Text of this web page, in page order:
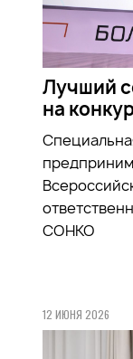
Лучший
на
СОНКО
12 ИЮНЯ 2026